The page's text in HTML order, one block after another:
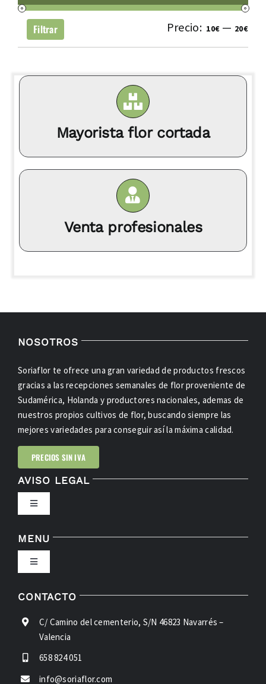
Filtrar Precio: 10€ — 20€
Mayorista flor cortada
Venta profesionales
NOSOTROS
Soriaflor te ofrece una gran variedad de productos frescos
gracias a las recepciones semanales de flor proveniente de
Sudamérica, Holanda y productores nacionales, ademas de
nuestros propios cultivos de flor, buscando siempre las
mejores variedades para conseguir así la máxima calidad.
PRECIOS SIN IVA
AVISO LEGAL
Toggle
POLÍTICA DE PRIVACIDAD
CONDICIONES DE USO
ACCESIBILIDAD
MENU
Toggle
INICIO
FLORES
CONTACTO
C/ Camino del cementerio, S/N 46823 Navarrés –
Valencia
658 824 051
info@soriaflor.com